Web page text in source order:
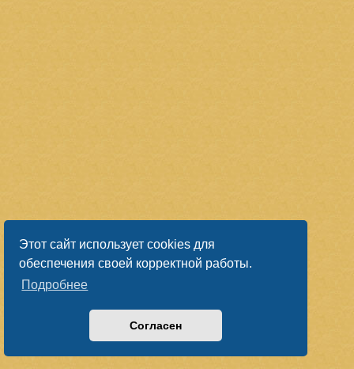
Этот сайт использует cookies для
обеспечения своей корректной работы.
Подробнее
Согласен